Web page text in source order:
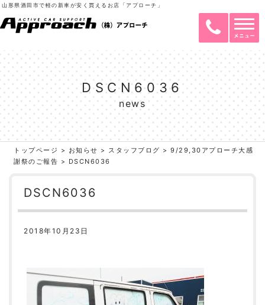
山形県酒田市で軽の新車が安く買えるお店「アプローチ」
DSCN6036
news
トップページ > お知らせ > スタッフブログ >9/29,30アプローチ大感
謝祭のご報告 > DSCN6036
DSCN6036
2018年10月23日